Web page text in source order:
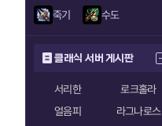
죽기 수도
클래식 서버 게시판
서리한
로크홀라
얼음피
라그나로스